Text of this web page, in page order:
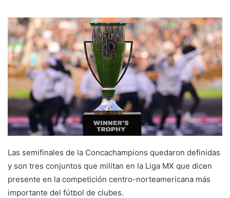
Las semifinales de la Concachampions quedaron definidas
y son tres conjuntos que militan en la Liga MX que dicen
presente en la competición centro-norteamericana más
importante del fútbol de clubes.